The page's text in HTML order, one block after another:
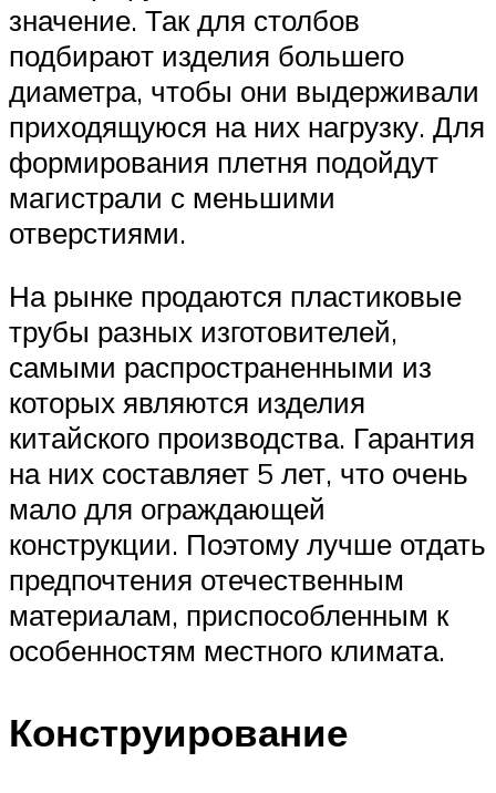
значение. Так для столбов
подбирают изделия большего
диаметра, чтобы они выдерживали
приходящуюся на них нагрузку. Для
формирования плетня подойдут
магистрали с меньшими
отверстиями.
На рынке продаются пластиковые
трубы разных изготовителей,
самыми распространенными из
которых являются изделия
китайского производства. Гарантия
на них составляет 5 лет, что очень
мало для ограждающей
конструкции. Поэтому лучше отдать
предпочтения отечественным
материалам, приспособленным к
особенностям местного климата.
Конструирование